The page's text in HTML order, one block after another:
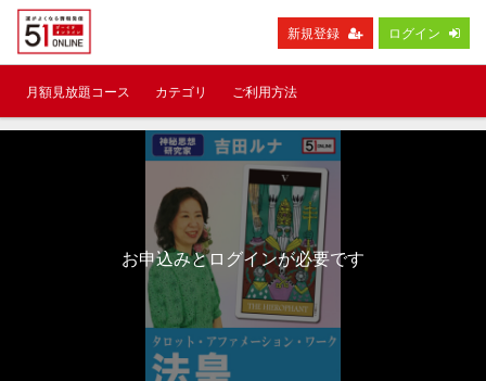
新規登録 ログイン
月額見放題コース カテゴリ ご利用方法
お申込みとログインが必要です